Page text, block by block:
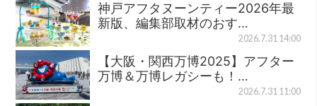
神戸アフタヌーンティー2026年最
新版、編集部取材のおす…
2026.7.31 14:00
【大阪・関西万博2025】アフター
万博＆万博レガシーも！…
2026.7.31 11:00